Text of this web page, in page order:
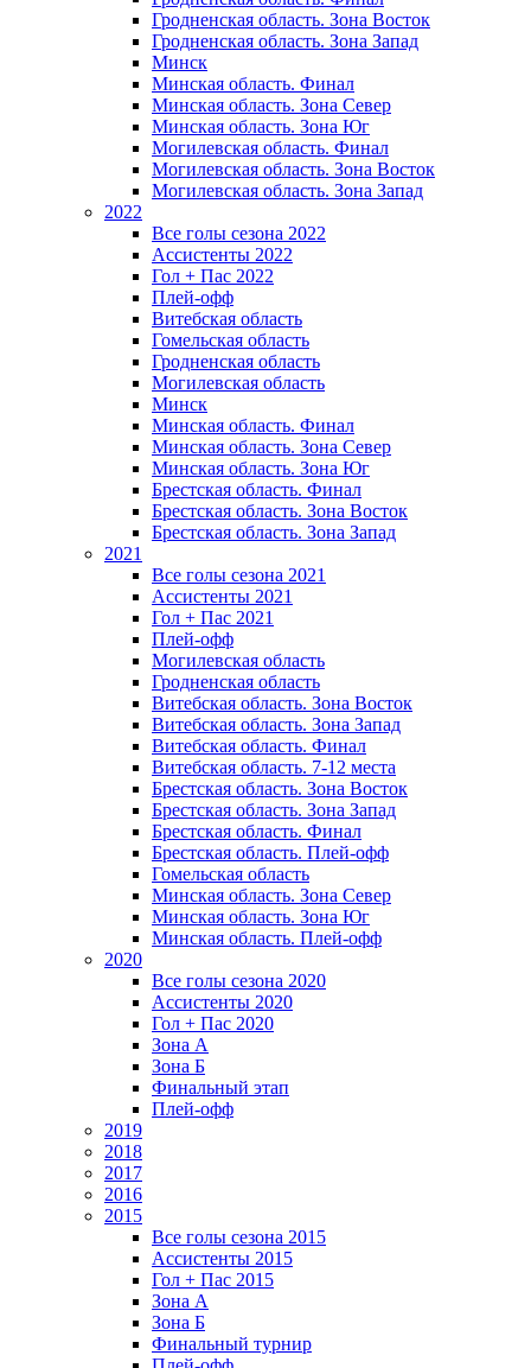
Гродненская область. Зона Восток
Гродненская область. Зона Запад
Минск
Минская область. Финал
Минская область. Зона Север
Минская область. Зона Юг
Могилевская область. Финал
Могилевская область. Зона Восток
Могилевская область. Зона Запад
2022
Все голы сезона 2022
Ассистенты 2022
Гол + Пас 2022
Плей-офф
Витебская область
Гомельская область
Гродненская область
Могилевская область
Минск
Mинская область. Финал
Минская область. Зона Север
Минская область. Зона Юг
Брестская область. Финал
Брестская область. Зона Восток
Брестская область. Зона Запад
2021
Все голы сезона 2021
Ассистенты 2021
Гол + Пас 2021
Плей-офф
Могилевская область
Гродненская область
Витебская область. Зона Восток
Витебская область. Зона Запад
Витебская область. Финал
Витебская область. 7-12 места
Брестская область. Зона Восток
Брестская область. Зона Запад
Брестская область. Финал
Брестская область. Плей-офф
Гомельская область
Минская область. Зона Север
Минская область. Зона Юг
Минская область. Плей-офф
2020
Все голы сезона 2020
Ассистенты 2020
Гол + Пас 2020
Зона А
Зона Б
Финальный этап
Плей-офф
2019
2018
2017
2016
2015
Все голы сезона 2015
Ассистенты 2015
Гол + Пас 2015
Зона А
Зона Б
Финальный турнир